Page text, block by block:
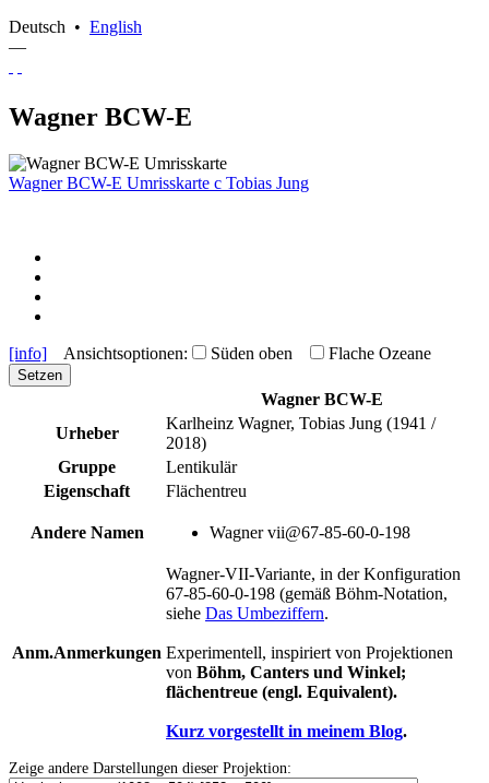
Deutsch • English
—
Wagner BCW-E
Wagner BCW-E Umrisskarte c Tobias Jung
[info] Ansichtsoptionen: Süden oben Flache Ozeane
Setzen
Wagner BCW-E
Urheber
Karlheinz Wagner, Tobias Jung (1941 /
2018)
Gruppe
Lentikulär
Eigenschaft
Flächentreu
Andere Namen Wagner vii@67-85-60-0-198
Anm.Anmerkungen
Wagner-VII-Variante, in der Konfiguration
67-85-60-0-198 (gemäß Böhm-Notation,
siehe Das Umbeziffern.
Experimentell, inspiriert von Projektionen
von Böhm, Canters und Winkel;
flächentreue (engl. Equivalent).
Kurz vorgestellt in meinem Blog.
Zeige andere Darstellungen dieser Projektion: